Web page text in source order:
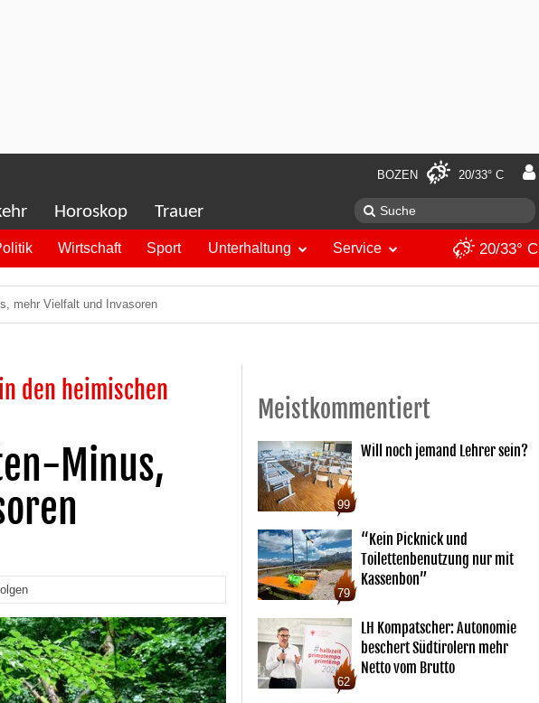
BOZEN 20/33° C
Horoskop Trauer
Wirtschaft Sport Unterhaltung Service 20/33° C
mehr Vielfalt und Invasoren
den heimischen
Minus,
Meistkommentiert
99
Will noch jemand Lehrer sein?
79
“Kein Picknick und
Toilettenbenutzung nur mit
Kassenbon”
62
LH Kompatscher: Autonomie
beschert Südtirolern mehr
Netto vom Brutto